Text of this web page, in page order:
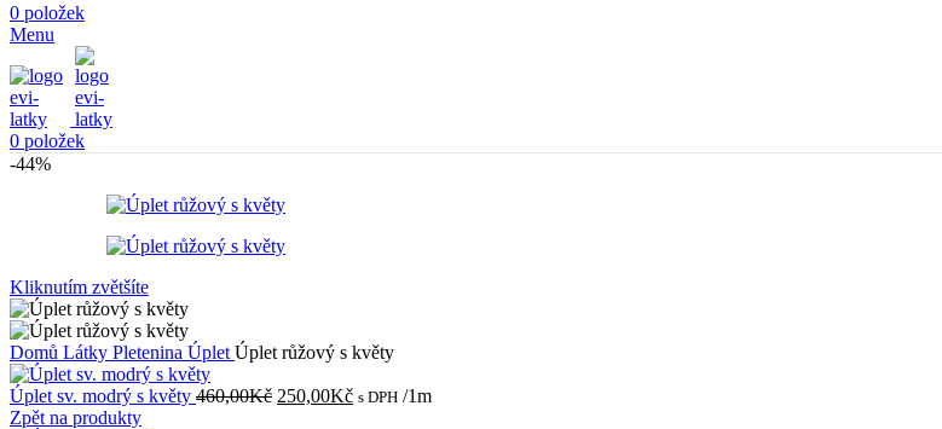
0 položek
Menu
0 položek
-44%
Kliknutím zvětšíte
Domů Látky Pletenina Úplet Úplet růžový s květy
Úplet sv. modrý s květy 460,00Kč Původní
250,00KčAktuální
s DPH /1m
Zpět na produkty